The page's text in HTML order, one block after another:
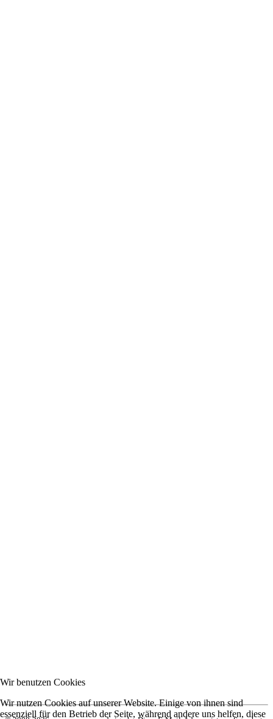
Wir benutzen Cookies
Wir nutzen Cookies auf unserer Website. Einige von ihnen sind
essenziell für den Betrieb der Seite, während andere uns helfen, diese